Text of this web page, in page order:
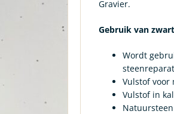
Gravier.
Gebruik van
Wordt
Vulstof voor
Vulstof in